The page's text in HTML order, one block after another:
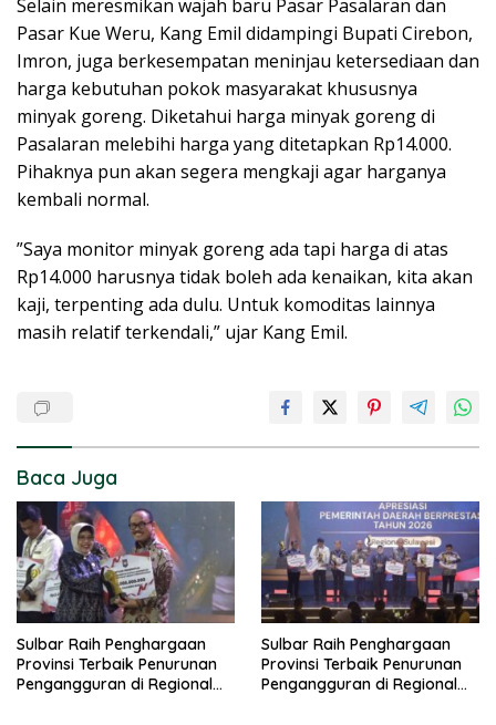
Selain meresmikan wajah baru Pasar Pasalaran dan
Pasar Kue Weru, Kang Emil didampingi Bupati Cirebon,
Imron, juga berkesempatan meninjau ketersediaan dan
harga kebutuhan pokok masyarakat khususnya
minyak goreng. Diketahui harga minyak goreng di
Pasalaran melebihi harga yang ditetapkan Rp14.000.
Pihaknya pun akan segera mengkaji agar harganya
kembali normal.
”Saya monitor minyak goreng ada tapi harga di atas
Rp14.000 harusnya tidak boleh ada kenaikan, kita akan
kaji, terpenting ada dulu. Untuk komoditas lainnya
masih relatif terkendali,” ujar Kang Emil.
Baca Juga
Sulbar Raih Penghargaan
Provinsi Terbaik Penurunan
Pengangguran di Regional
Sulbar Raih Penghargaan
Provinsi Terbaik Penurunan
Pengangguran di Regional